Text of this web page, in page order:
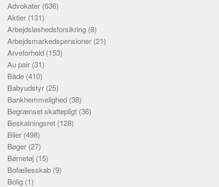
Advokater (636)
Aktier (131)
Arbejdsløshedsforsikring (8)
Arbejdsmarkedspensioner (21)
Arveforhold (153)
Au pair (31)
Både (410)
Babyudstyr (25)
Bankhemmelighed (38)
Begrænset skattepligt (36)
Beskatningsret (128)
Biler (498)
Bøger (27)
Børnetøj (15)
Bofællesskab (9)
Bolig (1)